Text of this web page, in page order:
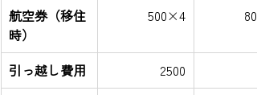
航空券（移住
時）
500×4
引っ越し費用 2500